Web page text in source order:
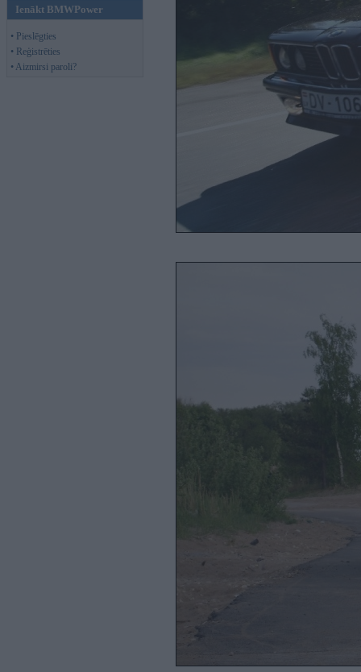
Ienākt BMWPower
• Pieslēgties
• Reģistrēties
• Aizmirsi paroli?